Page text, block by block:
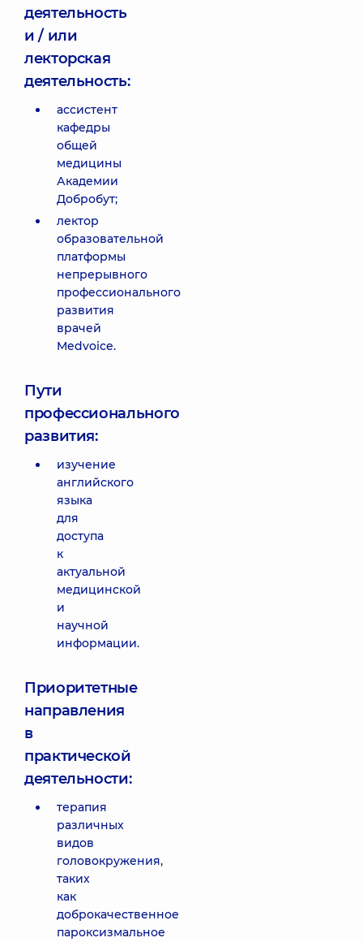
деятельность
и / или
лекторская
деятельность:
ассистент
кафедры
общей
медицины
Академии
Добробут;
лектор
образовательной
платформы
непрерывного
профессионального
развития
врачей
Medvoice.
Пути
профессионального
развития:
изучение
английского
языка
для
доступа
к
актуальной
медицинской
и
научной
информации.
Приоритетные
направления
в
практической
деятельности:
терапия
различных
видов
головокружения,
таких
как
доброкачественное
пароксизмальное